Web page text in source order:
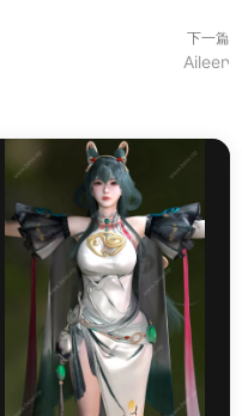
下一篇
Aileen